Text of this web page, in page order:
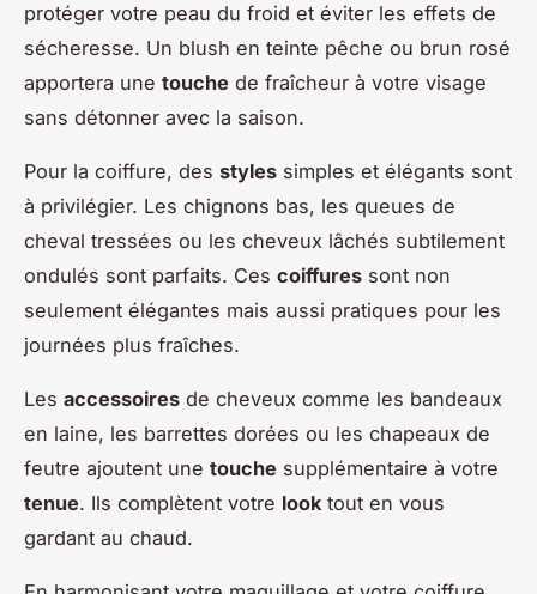
protéger votre peau du froid et éviter les effets de
sécheresse. Un blush en teinte pêche ou brun rosé
apportera une touche de fraîcheur à votre visage
sans détonner avec la saison.
Pour la coiffure, des styles simples et élégants sont
à privilégier. Les chignons bas, les queues de
cheval tressées ou les cheveux lâchés subtilement
ondulés sont parfaits. Ces coiffures sont non
seulement élégantes mais aussi pratiques pour les
journées plus fraîches.
Les accessoires de cheveux comme les bandeaux
en laine, les barrettes dorées ou les chapeaux de
feutre ajoutent une touche supplémentaire à votre
tenue. Ils complètent votre look tout en vous
gardant au chaud.